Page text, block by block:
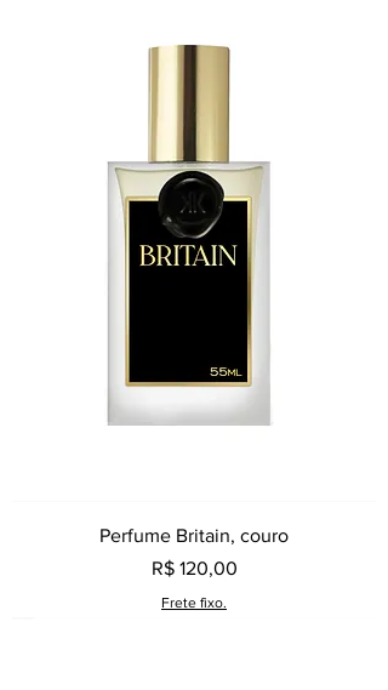
Perfume Britain, couro
Preço
R$ 120,00
Frete fixo.